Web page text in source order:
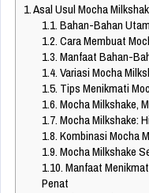
1.Asal Usul Mocha
1.1.Bahan-Bahan
1.2.Cara Membuat
1.3.Manfaat Bahan-
1.4.Variasi Mocha
1.5. Tips Menikmati
1.6.Mocha Milkshake,
1.7.Mocha Milkshake:
1.8.Kombinasi Mocha
1.9.Mocha Milkshake
1.10.Manfaat
Penat